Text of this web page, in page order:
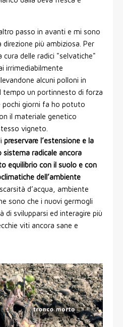
passo in avanti e mi sono
direzione più ambiziosa. Per
cura delle radici "selvatiche"
irrimediabilmente
alcuni polloni in
tempo un portinnesto di forza
pochi giorni fa ho potuto
il materiale genetico
vigneto.
preservare l’estensione e la
radicale ancora
equilibrio con il suolo e con
dell’ambiente
d’acqua, ambiente
sono che i nuovi germogli
di svilupparsi ed interagire più
viti ancora sane e